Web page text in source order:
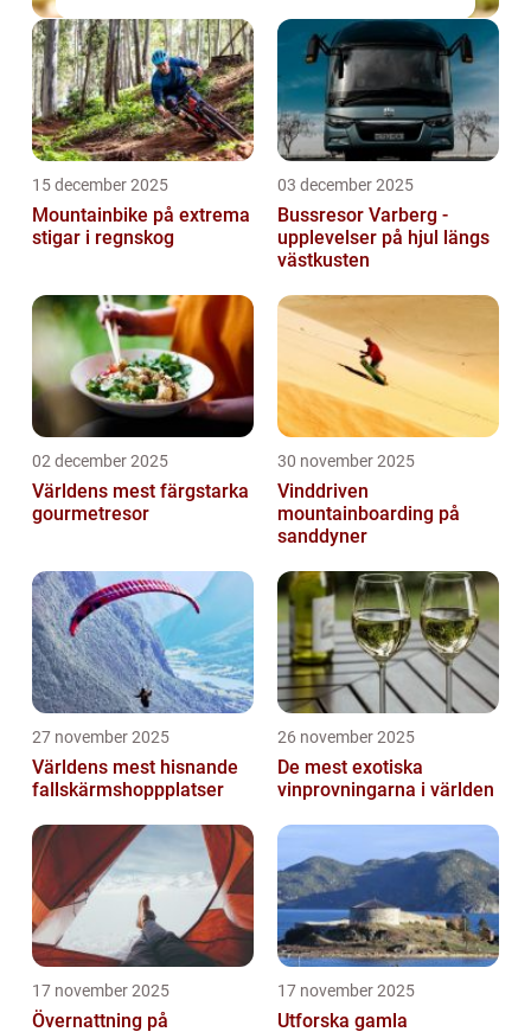
15 december 2025
Mountainbike på extrema
stigar i regnskog
03 december 2025
Bussresor Varberg -
upplevelser på hjul längs
västkusten
02 december 2025
Världens mest färgstarka
gourmetresor
30 november 2025
Vinddriven
mountainboarding på
sanddyner
27 november 2025
Världens mest hisnande
fallskärmshoppplatser
26 november 2025
De mest exotiska
vinprovningarna i världen
17 november 2025
Övernattning på
17 november 2025
Utforska gamla